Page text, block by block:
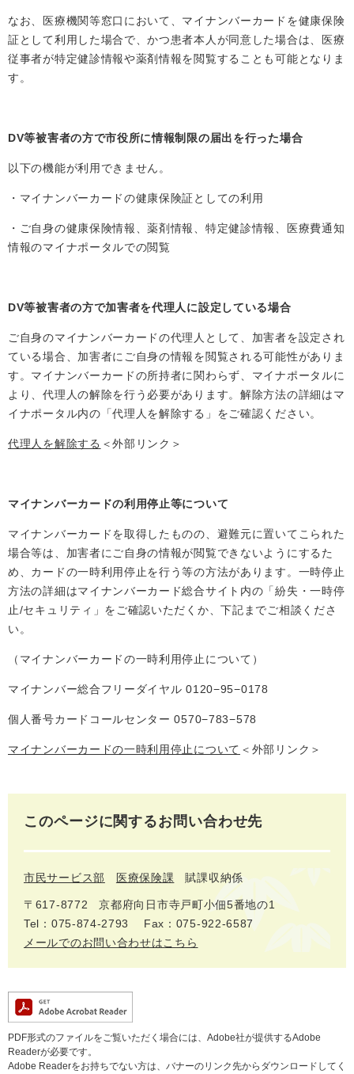
なお、医療機関等窓口において、マイナンバーカードを健康保険
証として利用した場合で、かつ患者本人が同意した場合は、医療
従事者が特定健診情報や薬剤情報を閲覧することも可能となりま
す。
DV等被害者の方で市役所に情報制限の届出を行った場合
以下の機能が利用できません。
・マイナンバーカードの健康保険証としての利用
・ご自身の健康保険情報、薬剤情報、特定健診情報、医療費通知
情報のマイナポータルでの閲覧
DV等被害者の方で加害者を代理人に設定している場合
ご自身のマイナンバーカードの代理人として、加害者を設定され
ている場合、加害者にご自身の情報を閲覧される可能性がありま
す。マイナンバーカードの所持者に関わらず、マイナポータルに
より、代理人の解除を行う必要があります。解除方法の詳細はマ
イナポータル内の「代理人を解除する」をご確認ください。
代理人を解除する ＜外部リンク＞
マイナンバーカードの利用停止等について
マイナンバーカードを取得したものの、避難元に置いてこられた
場合等は、加害者にご自身の情報が閲覧できないようにするた
め、カードの一時利用停止を行う等の方法があります。一時停止
方法の詳細はマイナンバーカード総合サイト内の「紛失・一時停
止/セキュリティ」をご確認いただくか、下記までご相談くださ
い。
（マイナンバーカードの一時利用停止について）
マイナンバー総合フリーダイヤル 0120−95−0178
個人番号カードコールセンター 0570−783−578
マイナンバーカードの一時利用停止について ＜外部リンク＞
このページに関するお問い合わせ先
市民サービス部 医療保険課 賦課収納係
〒617-8772
京都府向日市寺戸町小佃5番地の1
Tel：075-874-2793
Fax：075-922-6587
メールでのお問い合わせはこちら
PDF形式のファイルをご覧いただく場合には、Adobe社が提供するAdobe
Readerが必要です。
Adobe Readerをお持ちでない方は、バナーのリンク先からダウンロードしてく